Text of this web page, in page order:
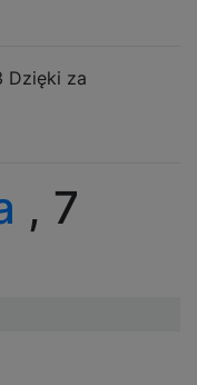
Dzięki za
, 7